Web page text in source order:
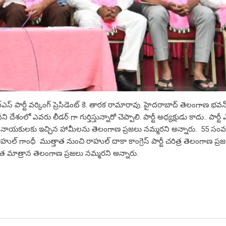
పార్టీ వర్కింగ్ ప్రెసిడెంట్ కె. తారక రామారావు. హైదరాబాద్‌ తెలంగాణ
ఎవరు లీడర్ గా గుర్తిస్తున్నారో చెప్పాలి. పార్టీ అధ్యక్షుడు కాదు.. పార్టీ
ఇచ్చిన హామీలను తెలంగాణ ప్రజలు నమ్మరని అన్నారు. 55
గాంధీ ముత్తాత నుంచి రాహుల్ దాకా కాంగ్రెస్ పార్టీ చరిత్ర తెలంగాణ
మాత్రాన తెలంగాణ ప్రజలు నమ్మరని అన్నారు.